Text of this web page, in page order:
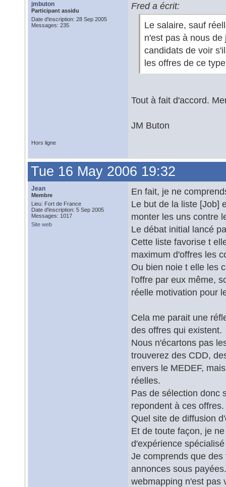
jmbuton
Participant assidu
Date d'inscription: 28 Sep 2005
Messages: 235
Fred a écrit:
Le salaire, sauf
n'est pas à nous
candidats de voir
les offres de ce
Tout à fait d'accord.
JM Buton
Hors ligne
Tue 16 May 2006 19:32
Jean
Membre
Lieu: Fort de France
Date d'inscription: 5 Sep 2005
Messages: 1017
Site web
En fait, je ne
Le but de la liste [Job]
monter les uns contre
Le débat initial lancé
Cette liste favorise t
maximum d'offres les
Ou bien noie t elle les
l'offre par eux même,
réelle motivation pour
Cela me parait une
des offres qui existent.
Nous n'écartons pas
trouverez des CDD,
envers le MEDEF,
réelles.
Pas de sélection donc
repondent à ces offres.
Quel site de diffusion
Et de toute façon, je
d'expérience
Je comprends que
annonces sous
webmapping n'est pas